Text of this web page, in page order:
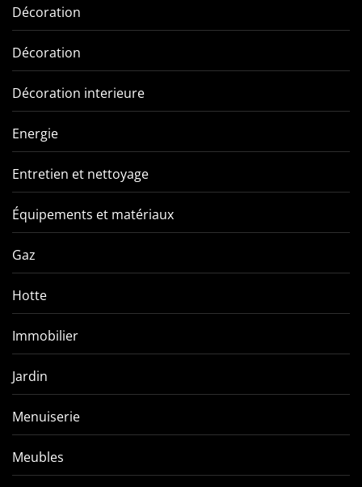
Décoration
Décoration
Décoration interieure
Energie
Entretien et nettoyage
Équipements et matériaux
Gaz
Hotte
Immobilier
Jardin
Menuiserie
Meubles